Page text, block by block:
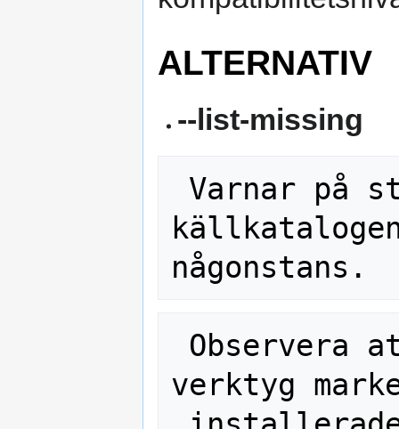
ALTERNATIV
--list-missing
verktyg